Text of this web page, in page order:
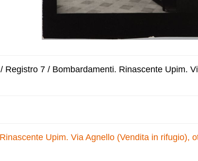
Registro 7 / Bombardamenti. Rinascente Upim.
Upim. Via Agnello (Vendita in rifugio),